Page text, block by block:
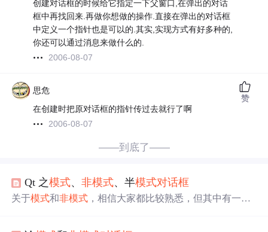
创建对话框的时候给它指定一下父窗口,在弹出的对话
框中再找回来.再做你想做的操作.直接在弹出的对话框
中定义一个指针也是可以的.其实,实现方式有好多种的,
你还可以通过消息来做什么的.
2006-08-07
思危
在创建时把原对话框的指针传过去就行了啊
2006-08-07
赞
——到底了——
Qt 之模式、非模式、半模式对话框
关于模式和非模式 ，相信大家都比较熟悉，但其中有一个